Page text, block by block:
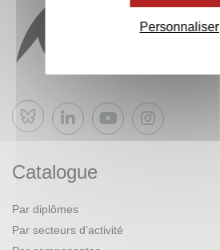
Bluesky
Catalogue
Par diplômes
Par secteurs d’activité
Personnaliser